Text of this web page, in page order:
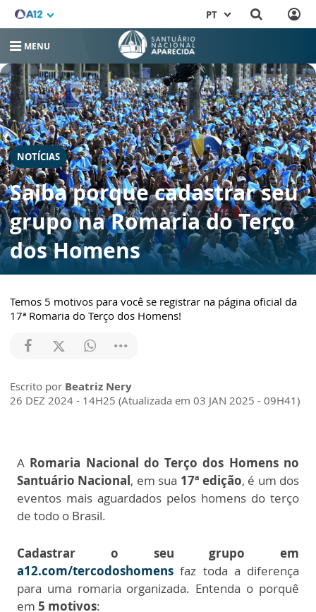
PT
MENU
NOTÍCIAS
Saiba porque cadastrar seu
grupo na Romaria do Terço
dos Homens
Temos 5 motivos para você se registrar na página oficial da
17ª Romaria do Terço dos Homens!
Escrito por Beatriz Nery
26 DEZ 2024 - 14H25 (Atualizada em 03 JAN 2025 - 09H41)
A Romaria Nacional do Terço dos Homens no
Santuário Nacional, em sua 17ª edição, é um dos
eventos mais aguardados pelos homens do terço
de todo o Brasil.
Cadastrar o seu grupo em
a12.com/tercodoshomensfaz toda a diferença
para uma romaria organizada. Entenda o porquê
em 5 motivos: